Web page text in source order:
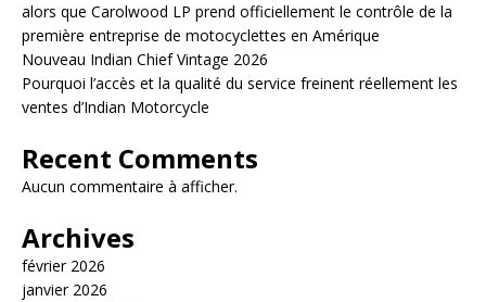
alors que Carolwood LP prend officiellement le contrôle de la
première entreprise de motocyclettes en Amérique
Nouveau Indian Chief Vintage 2026
Pourquoi l’accès et la qualité du service freinent réellement les
ventes d’Indian Motorcycle
Recent Comments
Aucun commentaire à afficher.
Archives
février 2026
janvier 2026